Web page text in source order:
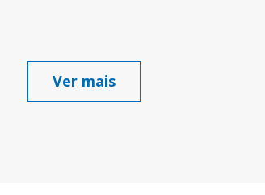
Ver mais